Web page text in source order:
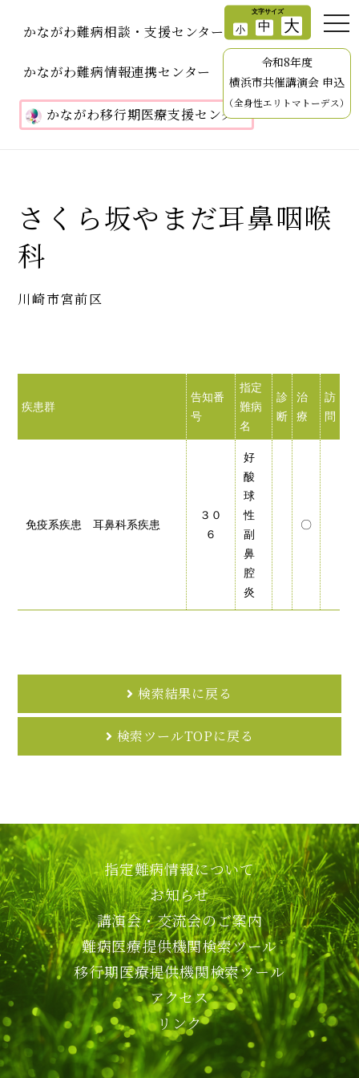
かながわ難病相談・支援センター
かながわ難病情報連携センター
かながわ移行期医療支援センター
令和8年度
横浜市共催講演会 申込
（全身性エリトマトーデス）
さくら坂やまだ耳鼻咽喉
科
川崎市宮前区
疾患群
告知番
号
指定
難病
名
診
断
治
療
訪
問
免疫系疾患 耳鼻科系疾患
３０
６
好
酸
球
性
副
鼻
腔
炎
〇
検索結果に戻る
検索ツールTOPに戻る
指定難病情報について
お知らせ
講演会・交流会のご案内
難病医療提供機関検索ツール
移行期医療提供機関検索ツール
アクセス
リンク